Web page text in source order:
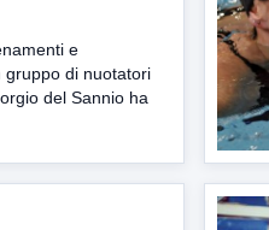
e
gruppo di nuotatori
del Sannio ha